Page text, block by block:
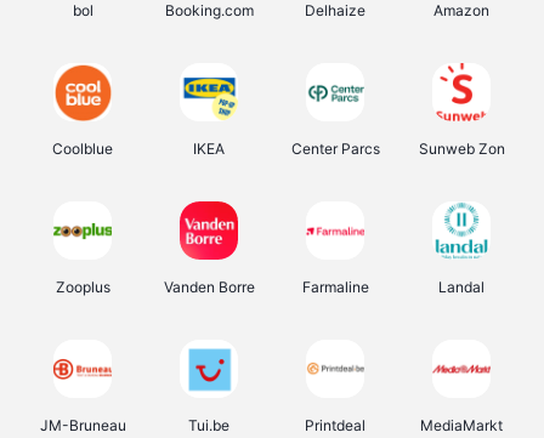
bol Booking.com Delhaize Amazon
Coolblue IKEA Center Parcs Sunweb Zon
Zooplus Vanden Borre Farmaline Landal
JM-Bruneau Tui.be Printdeal MediaMarkt